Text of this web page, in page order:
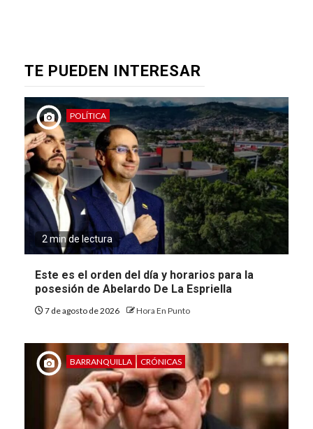
TE PUEDEN INTERESAR
POLÍTICA
2 min de lectura
Este es el orden del día y horarios para la
posesión de Abelardo De La Espriella
7 de agosto de 2026 Hora En Punto
BARRANQUILLA CRÓNICAS